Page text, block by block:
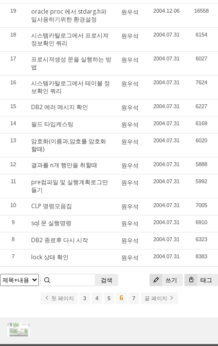
19
oracle proc 에서 stdarg.h파
일사용하기위한 환경설정
원우석 2004.12.06 16558
18
시스템카탈로그에서 프로시져
정보확인 쿼리
원우석 2004.07.31 6154
17
프로시져생성 문을 실행하는 방
법
원우석 2004.07.31 6027
16
시스템카탈로그에서 테이블 정
보확인 쿼리
원우석 2004.07.31 7624
15 DB2 에러 메시지 확인 원우석 2004.07.31 6227
14 필드 타입케스팅 원우석 2004.07.31 6169
13
암호화(이름과,암호를 암호화
할때)
원우석 2004.07.31 6020
12 결과를 n개 행만을 취할때 원우석 2004.07.31 5888
11
pre컴파일 및 실행계획로그만
들기
원우석 2004.07.31 5992
10 CLP 명령모음집 원우석 2004.07.31 7005
9 sql 문 실행명령 원우석 2004.07.31 6910
8 DB2 종료후 다시 시작 원우석 2004.07.31 6323
7 lock 상태 확인 원우석 2004.07.31 8383
쓰기 태그
검색
첫 페이지 3 4 5 6 7 끝 페이지